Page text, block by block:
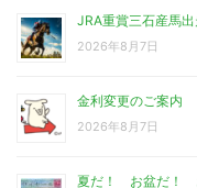
JRA重賞三石産馬
2026年8月7日
金利変更のご案内
2026年8月7日
夏だ！ お盆だ！